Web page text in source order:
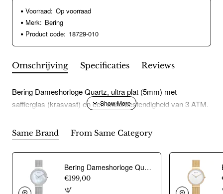
Voorraad: Op voorraad
Merk: Bering
Product code: 18729-010
Omschrijving Specificaties Reviews
Bering Dameshorloge Quartz, ultra plat (5mm) met
saffierglas (krasvast) en een waterbestendigheid van 3 ATM.
Same Brand From Same Category
Bering Dameshorloge Quartz, model 14531-004 (31mm) - 23577
€199,00